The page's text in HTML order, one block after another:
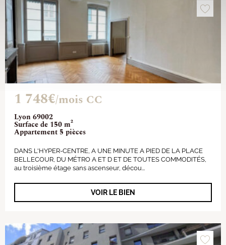
Lyon 69002
Surface de 150 m²
Appartement 5 pièces
1 748€/mois CC
DANS L'HYPER-CENTRE, A UNE MINUTE A PIED DE LA PLACE
BELLECOUR, DU MÉTRO A ET D ET DE TOUTES COMMODITÉS,
au troisième étage sans ascenseur, décou...
VOIR LE BIEN